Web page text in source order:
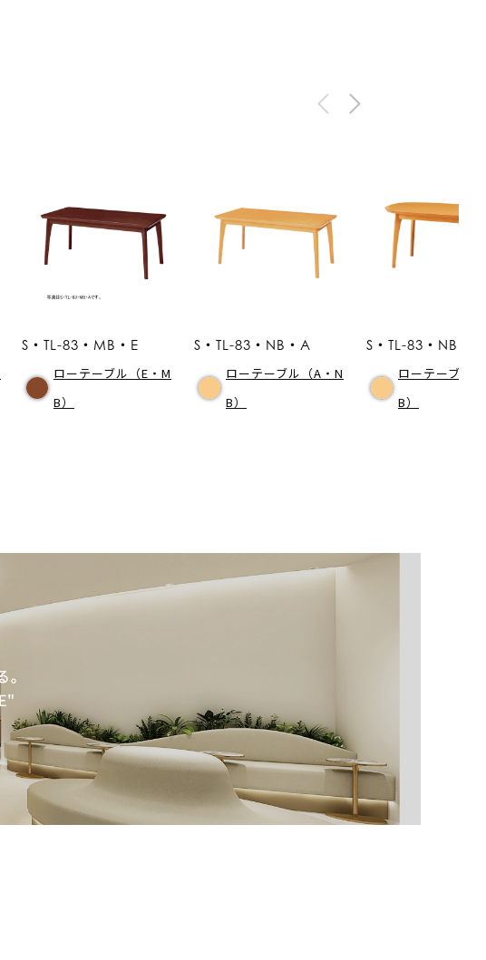
S・TL-83・MB・E
ローテーブル（E・M
B）
S・TL-83・NB・A
ローテーブル（A・N
B）
S・TL-83・NB・B
ローテーブル
B）